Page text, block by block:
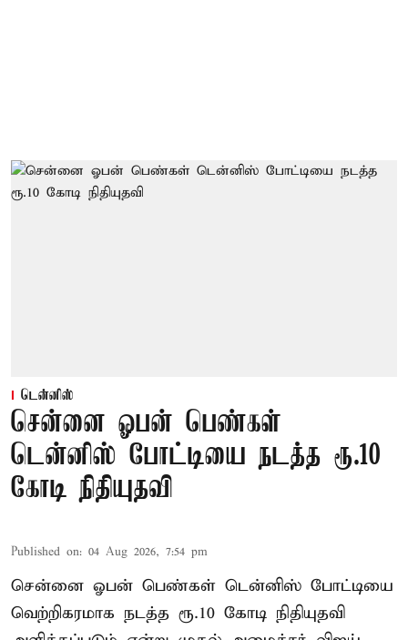
டென்னிஸ்
சென்னை ஓபன் பெண்கள்
டென்னிஸ் போட்டியை நடத்த ரூ.10
கோடி நிதியுதவி
Published on: 04 Aug 2026, 7:54 pm
சென்னை ஓபன் பெண்கள் டென்னிஸ் போட்டியை
வெற்றிகரமாக நடத்த ரூ.10 கோடி நிதியுதவி